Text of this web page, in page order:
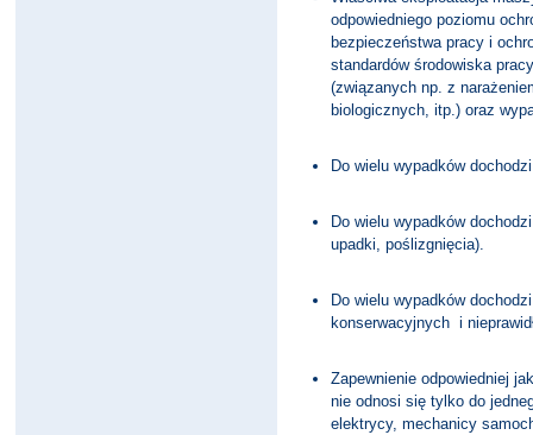
odpowiedniego poziomu
bezpieczeństwa pracy i
standardów środowiska
(związanych np. z
biologicznych, itp.) oraz
Do wielu wypadków
Do wielu wypadków
upadki, poślizgnięcia).
Do wielu wypadków
konserwacyjnych i
Zapewnienie odpowiedniej
nie odnosi się tylko do
elektrycy, mechanicy